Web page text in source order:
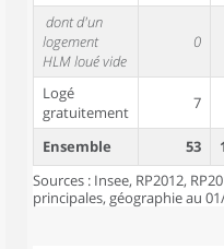
dont d'un
logement
HLM loué vide
0
Logé
gratuitement
7
Ensemble 53
Sources : Insee, RP2012,
principales, géographie au